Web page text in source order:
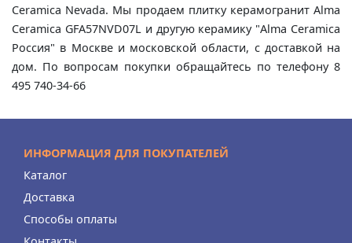
Ceramica Nevada. Мы продаем плитку керамогранит Alma
Ceramica GFA57NVD07L и другую керамику "Alma Ceramica
Россия" в Москве и московской области, с доставкой на
дом. По вопросам покупки обращайтесь по телефону 8
495 740-34-66
ИНФОРМАЦИЯ ДЛЯ ПОКУПАТЕЛЕЙ
Каталог
Доставка
Способы оплаты